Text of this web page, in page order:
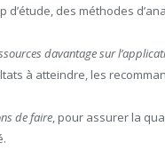
d’étude, des méthodes
davantage sur
à atteindre, les
de faire , pour assurer la